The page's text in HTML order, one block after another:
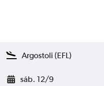
sáb. 12/9